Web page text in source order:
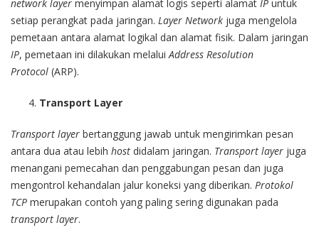
network layer menyimpan alamat logis seperti alamat IP untuk
setiap perangkat pada jaringan. Layer Network juga mengelola
pemetaan antara alamat logikal dan alamat fisik. Dalam jaringan
IP, pemetaan ini dilakukan melaluiAddress Resolution
Protocol (ARP).
Transport Layer
Transport layer bertanggung jawab untuk mengirimkan pesan
antara dua atau lebih host didalam jaringan. Transport layer juga
menangani pemecahan dan penggabungan pesan dan juga
mengontrol kehandalan jalur koneksi yang diberikan. Protokol
TCP merupakan contoh yang paling sering digunakan pada
transport layer.